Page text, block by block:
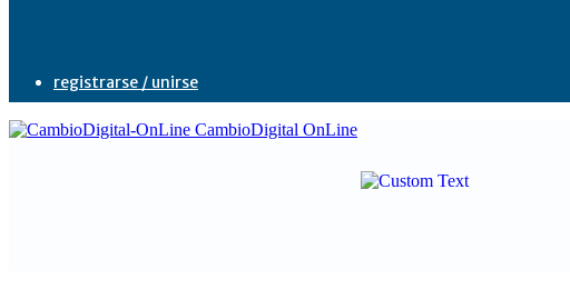
registrarse / unirse
CambioDigital OnLine